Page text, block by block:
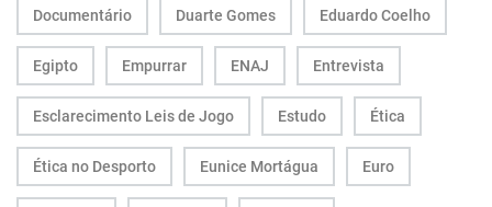
Documentário Duarte Gomes Eduardo Coelho
Egipto Empurrar ENAJ Entrevista
Esclarecimento Leis de Jogo Estudo Ética
Ética no Desporto Eunice Mortágua Euro